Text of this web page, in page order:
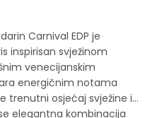
Carnival EDP je
inspirisan svježinom
venecijanskim
energičnim notama
trenutni osjećaj svježine i
elegantna kombinacija